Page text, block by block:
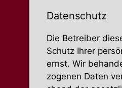
Daten­schutz
Die Betreiber
Schutz Ihrer
ernst. Wir
zo­genen Daten